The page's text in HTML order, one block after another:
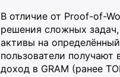
В отличие от Proof-of-
решения сложных
активы на
пользователи получают
доход в GRAM (ранее